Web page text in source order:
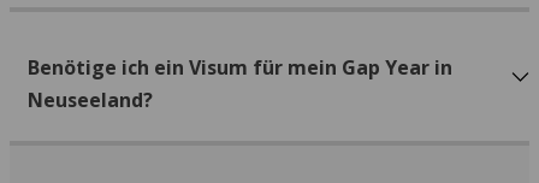
Benötige ich ein Visum für mein Gap Year in
Neuseeland?